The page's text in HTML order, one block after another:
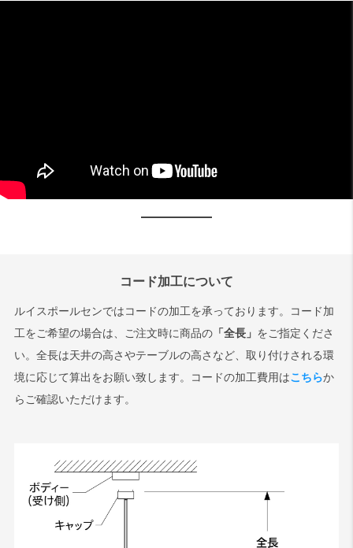
コード加工について
ルイスポールセンではコードの加工を承っております。コード加
工をご希望の場合は、ご注文時に商品の「全長」 をご指定くださ
い。全長は天井の高さやテーブルの高さなど、取り付けされる環
境に応じて算出をお願い致します。コードの加工費用はこちらか
らご確認いただけます。